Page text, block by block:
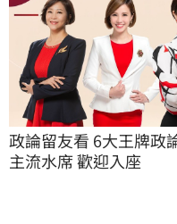
政論留友看 6大王牌政
主流水席 歡迎入座